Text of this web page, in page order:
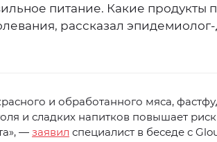
питание. Какие продукты
рассказал
и обработанного мяса,
и сладких напитков повышает
— заявил специалист в беседе с